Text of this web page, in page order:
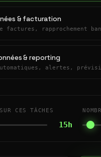
& facturation
factures, rapprochement
& reporting
alertes,
CES TÂCHES
15h